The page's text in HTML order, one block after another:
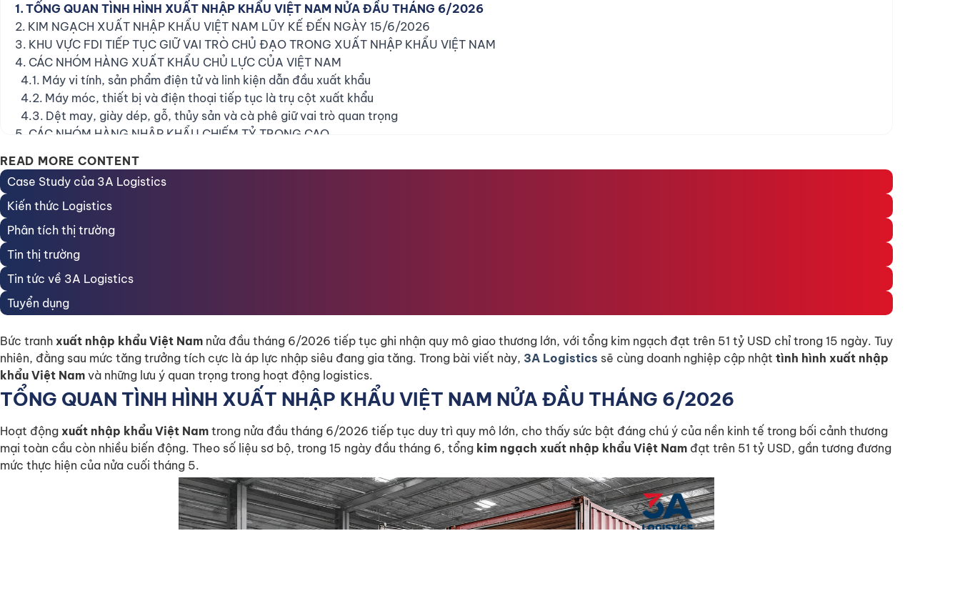
TỔNG QUAN TÌNH HÌNH XUẤT NHẬP KHẨU VIỆT NAM NỬA ĐẦU THÁNG 6/2026
KIM NGẠCH XUẤT NHẬP KHẨU VIỆT NAM LŨY KẾ ĐẾN NGÀY 15/6/2026
KHU VỰC FDI TIẾP TỤC GIỮ VAI TRÒ CHỦ ĐẠO TRONG XUẤT NHẬP KHẨU VIỆT NAM
CÁC NHÓM HÀNG XUẤT KHẨU CHỦ LỰC CỦA VIỆT NAM
Máy vi tính, sản phẩm điện tử và linh kiện dẫn đầu xuất khẩu
Máy móc, thiết bị và điện thoại tiếp tục là trụ cột xuất khẩu
Dệt may, giày dép, gỗ, thủy sản và cà phê giữ vai trò quan trọng
CÁC NHÓM HÀNG NHẬP KHẨU CHIẾM TỶ TRỌNG CAO
Máy móc, thiết bị và nguyên liệu sản xuất tiếp tục tăng
Năng lượng, nhiên liệu và ô tô tạo áp lực lên nhập khẩu
VÌ SAO XUẤT NHẬP KHẨU VIỆT NAM NHẬP SIÊU TRONG NỬA ĐẦU NĂM 2026?
Tốc độ tăng nhập khẩu vượt tốc độ tăng xuất khẩu
Cơ cấu nhập khẩu tập trung vào đầu vào sản xuất
Chi phí vận chuyển và giá dầu gây áp lực lên giá hàng hóa
DỰ BÁO TÌNH HÌNH XUẤT NHẬP KHẨU VIỆT NAM TRONG NỬA CUỐI NĂM 2026
DOANH NGHIỆP XUẤT NHẬP KHẨU CẦN LƯU Ý GÌ TRONG GIAI ĐOẠN NHẬP SIÊU GIA TĂNG?
Chủ động kế hoạch logistics và booking vận chuyển
Tối ưu chi phí vận tải và phương án giao nhận
VAI TRÒ CỦA LOGISTICS TRONG TĂNG TRƯỞNG KIM NGẠCH XUẤT NHẬP KHẨU VIỆT NAM
3A LOGISTICS ĐỒNG HÀNH CÙNG DOANH NGHIỆP TRONG HOẠT ĐỘNG XUẤT NHẬP KHẨU
KẾT LUẬN
READ MORE CONTENT
Case Study của 3A Logistics
Kiến thức Logistics
Phân tích thị trường
Tin thị trường
Tin tức về 3A Logistics
Tuyển dụng
Bức tranh xuất nhập khẩu Việt Nam nửa đầu tháng 6/2026 tiếp tục ghi nhận quy mô giao thương lớn, với tổng kim ngạch đạt trên 51 tỷ USD chỉ trong 15 ngày. Tuy
nhiên, đằng sau mức tăng trưởng tích cực là áp lực nhập siêu đang gia tăng. Trong bài viết này, 3A Logistics sẽ cùng doanh nghiệp cập nhật tình hình xuất nhập
khẩu Việt Nam và những lưu ý quan trọng trong hoạt động logistics.
TỔNG QUAN TÌNH HÌNH XUẤT NHẬP KHẨU VIỆT NAM NỬA ĐẦU THÁNG 6/2026
Hoạt động xuất nhập khẩu Việt Nam trong nửa đầu tháng 6/2026 tiếp tục duy trì quy mô lớn, cho thấy sức bật đáng chú ý của nền kinh tế trong bối cảnh thương
mại toàn cầu còn nhiều biến động. Theo số liệu sơ bộ, trong 15 ngày đầu tháng 6, tổng kim ngạch xuất nhập khẩu Việt Nam đạt trên 51 tỷ USD, gần tương đương
mức thực hiện của nửa cuối tháng 5.